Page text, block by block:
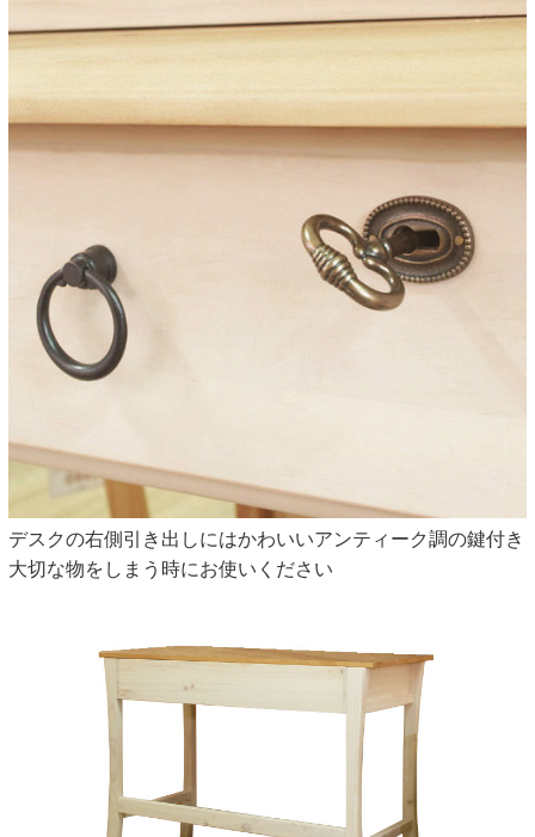
デスクの右側引き出しにはかわいいアンティーク調の鍵付き
大切な物をしまう時にお使いください